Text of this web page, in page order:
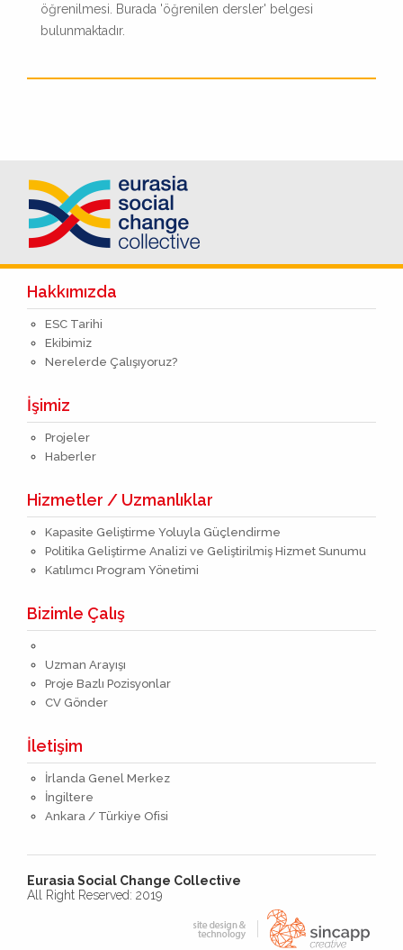
öğrenilmesi. Burada 'öğrenilen dersler' belgesi
bulunmaktadır.
Hakkımızda
ESC Tarihi
Ekibimiz
Nerelerde Çalışıyoruz?
İşimiz
Projeler
Haberler
Hizmetler / Uzmanlıklar
Kapasite Geliştirme Yoluyla Güçlendirme
Politika Geliştirme Analizi ve Geliştirilmiş Hizmet Sunumu
Katılımcı Program Yönetimi
Bizimle Çalış
Uzman Arayışı
Proje Bazlı Pozisyonlar
CV Gönder
İletişim
İrlanda Genel Merkez
İngiltere
Ankara / Türkiye Ofisi
Eurasia Social Change Collective
All Right Reserved: 2019